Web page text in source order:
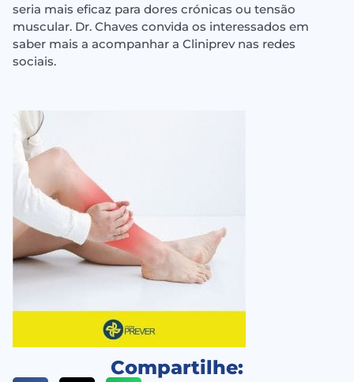
seria mais eficaz para dores crónicas ou tensão
muscular. Dr. Chaves convida os interessados ​​em
saber mais a acompanhar a Cliniprev nas redes
sociais.
Compartilhe: